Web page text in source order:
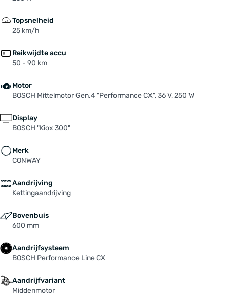
Topsnelheid
25 km/h
Reikwijdte accu
50 - 90 km
Motor
BOSCH Mittelmotor Gen.4 "Performance CX", 36 V, 250 W
Display
BOSCH "Kiox 300"
Merk
CONWAY
Aandrijving
Kettingaandrijving
Bovenbuis
600 mm
Aandrijfsysteem
BOSCH Performance Line CX
Aandrijfvariant
Middenmotor